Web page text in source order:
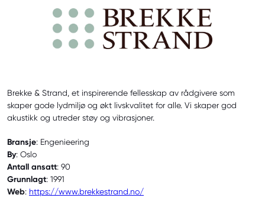
Brekke & Strand, et inspirerende fellesskap av rådgivere som
skaper gode lydmiljø og økt livskvalitet for alle. Vi skaper god
akustikk og utreder støy og vibrasjoner.
Bransje: Engenieering
By: Oslo
Antall ansatt: 90
Grunnlagt: 1991
Web: https://www.brekkestrand.no/